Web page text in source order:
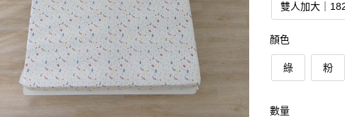
雙人加大｜
顏色
綠 粉
數量